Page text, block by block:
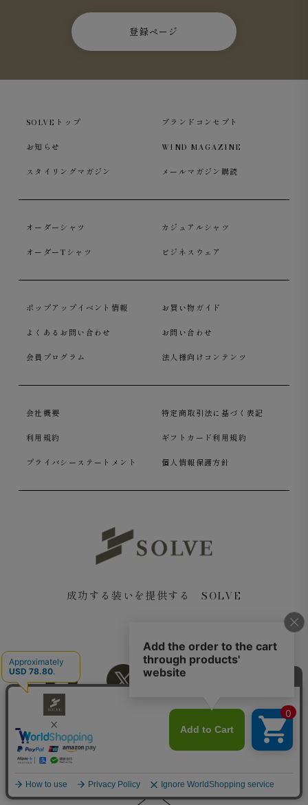
登録ページ
SOLVEトップ ブランドコンセプト
お知らせ WIND MAGAZINE
スタイリングマガジン メールマガジン購読
オーダーシャツ カジュアルシャツ
オーダーTシャツ ビジネスウェア
ポップアップイベント情報 お買い物ガイド
よくあるお問い合わせ お問い合わせ
会員プログラム 法人様向けコンテンツ
会社概要 特定商取引法に基づく表記
利用規約 ギフトカード利用規約
プライバシーステートメント 個人情報保護方針
成功する装いを提供する SOLVE
Copyright© 2018 SOLVE All rights reserved.